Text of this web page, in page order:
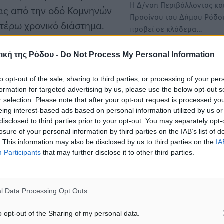
της Ρόδου - Do Not Process My Personal Information
opt-out of the sale, sharing to third parties, or processing of your
for targeted advertising by us, please use the below opt-out
selection. Please note that after your opt-out request is processed
interest-based ads based on personal information utilized by us
to third parties prior to your opt-out. You may separately
of your personal information by third parties on the IAB’s list of
This information may also be disclosed by us to third parties on the
Participants that may further disclose it to other third parties.
Data Processing Opt Outs
opt-out of the Sharing of my personal data.
από την οδό Κομνηνών
χρονικό διάστημα.
θα ληφθούν όλα
σας, με σκοπό την
Η Δ/νση Περιβάλλοντος και
Πρασίνου του Δήμου
προβεί σε κλάδεμα…
Συνέχιση Εργασιών
Ύδρευσης από τη Δεξαμενή
Κεραμιδένια έως την Οδό
Δευκαλίωνος
Η Δημοτική Επιχείρηση
και Αποχέτευσης Ρόδου
ενημερώνει τους